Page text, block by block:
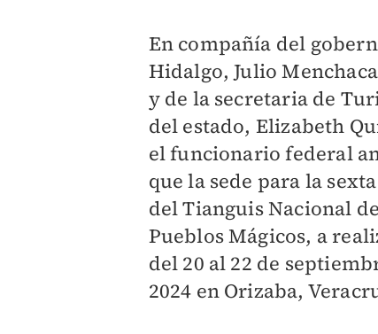
En compañía del
Hidalgo, Julio
y de la secretaria de
del estado, Elizabeth
el funcionario federal
que la sede para la
del Tianguis Nacional de
Pueblos Mágicos, a
del 20 al 22 de
2024 en Orizaba,